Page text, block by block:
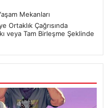
Mekanları
Ortaklık Çağrısında
veya Tam Birleşme Şeklinde